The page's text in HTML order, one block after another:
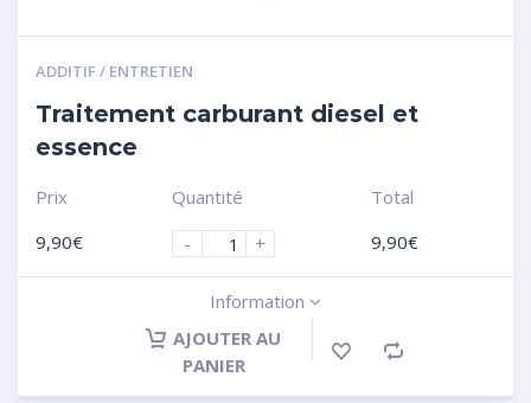
ADDITIF / ENTRETIEN
Traitement carburant diesel et
essence
Prix
9,90€
Quantité
-
+
Total
9,90€
Information
AJOUTER AU
PANIER